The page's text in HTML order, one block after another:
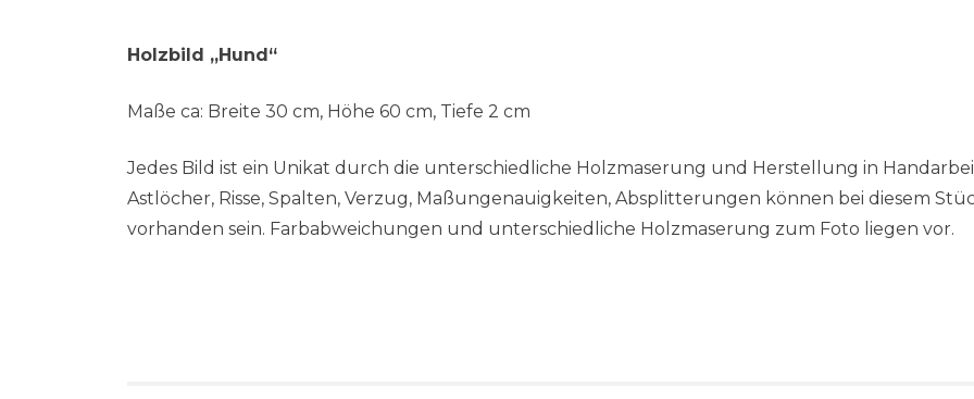
Holzbild „Hund“
Maße ca: Breite 30 cm, Höhe 60 cm, Tiefe 2 cm
Jedes Bild ist ein Unikat durch die unterschiedliche Holzmaserung und Herstellung in
Astlöcher, Risse, Spalten, Verzug, Maßungenauigkeiten, Absplitterungen können bei diesem
vorhanden sein. Farbabweichungen und unterschiedliche Holzmaserung zum Foto liegen vor.